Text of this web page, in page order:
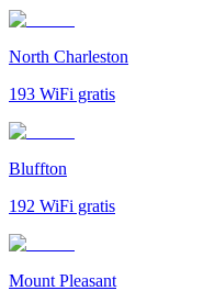
North Charleston
193 WiFi gratis
Bluffton
192 WiFi gratis
Mount Pleasant